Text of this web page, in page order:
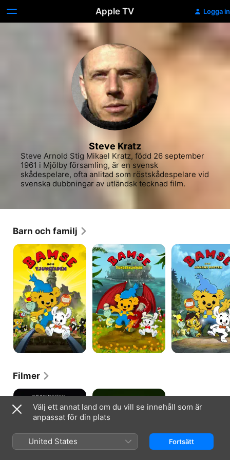
Apple TV Logga in
Steve Kratz
Steve Arnold Stig Mikael Kratz, född 26 september
1961 i Mjölby församling, är en svensk
skådespelare, ofta anlitad som röstskådespelare vid
svenska dubbningar av utländsk tecknad film.
Barn och familj
Bamse
och
tjuvstaden
Bamse
och
dunderklockan
Bamse
och
häxans
dotter
Filmer
Black
Rosor,
och
döden
Välj ett annat land om du vill se innehåll som är
anpassat för din plats
United States Fortsätt